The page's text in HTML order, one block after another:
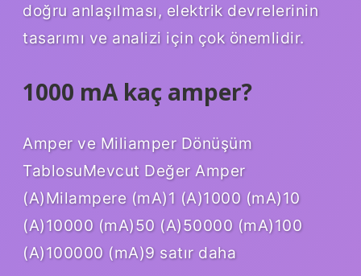
doğru anlaşılması, elektrik devrelerinin
tasarımı ve analizi için çok önemlidir.
1000 mA kaç amper?
Amper ve Miliamper Dönüşüm
TablosuMevcut Değer Amper
(A)Milampere (mA)1 (A)1000 (mA)10
(A)10000 (mA)50 (A)50000 (mA)100
(A)100000 (mA)9 satır daha